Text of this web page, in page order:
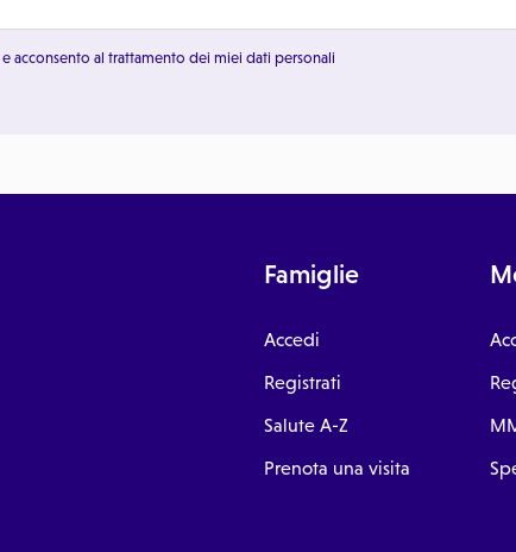
e acconsento al trattamento dei miei dati personali
Famiglie
Accedi
Registrati
Salute A-Z
Prenota una visita